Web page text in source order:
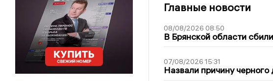
Главные новости
08/08/2026 08:50
В Брянской области
07/08/2026 15:31
Назвали причину